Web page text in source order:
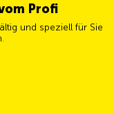
Profi
und speziell für Sie